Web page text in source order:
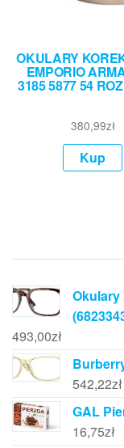
OKULARY
EMPORIO
3185 5877 54
380,99zł
Kup
Okulary
493,00zł
542,22zł
GAL
16,75zł